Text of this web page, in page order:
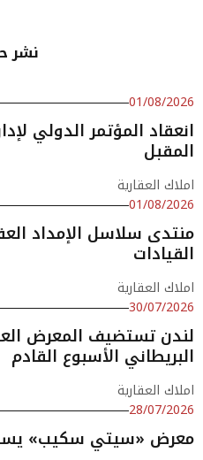
نشر
01/08/2026
انعقاد المؤتمر الدولي
المقبل
املاك العقارية
01/08/2026
منتدى سلاسل الإمداد
القيادات
املاك العقارية
30/07/2026
لندن تستضيف المعرض
البريطاني الأسبوع القادم
املاك العقارية
28/07/2026
معرض «سيتي سكيب» يستقبل 600 جهة